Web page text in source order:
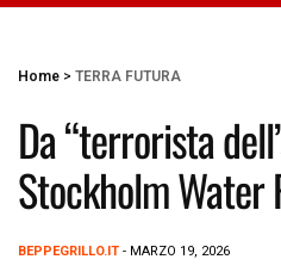
Home > TERRA FUTURA
Da “terrorista
Stockholm Water
BEPPEGRILLO.IT - MARZO 19, 2026